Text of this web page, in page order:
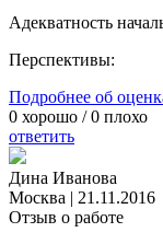
Адекватность
Перспективы:
Подробнее об
0 хорошо /0 плохо
ответить
Дина Иванова
Москва | 21.11.2016
Отзыв о работе